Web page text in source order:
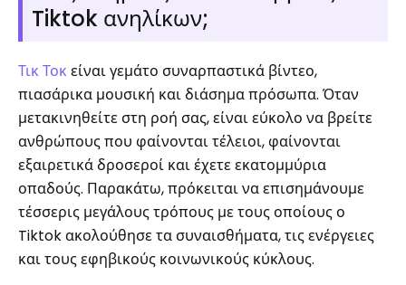
Tiktok ανηλίκων;
Τικ Τοκ είναι γεμάτο συναρπαστικά βίντεο,
πιασάρικα μουσική και διάσημα πρόσωπα. Όταν
μετακινηθείτε στη ροή σας, είναι εύκολο να βρείτε
ανθρώπους που φαίνονται τέλειοι, φαίνονται
εξαιρετικά δροσεροί και έχετε εκατομμύρια
οπαδούς. Παρακάτω, πρόκειται να επισημάνουμε
τέσσερις μεγάλους τρόπους με τους οποίους ο
Tiktok ακολούθησε τα συναισθήματα, τις ενέργειες
και τους εφηβικούς κοινωνικούς κύκλους.